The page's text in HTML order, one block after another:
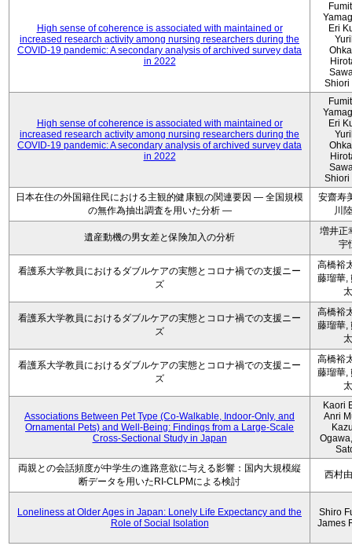
High sense of coherence is associated with maintained or
increased research activity among nursing researchers during the
COVID-19 pandemic: A secondary analysis of archived survey data
in 2022
Eri
Shiori
High sense of coherence is associated with maintained or
increased research activity among nursing researchers during the
COVID-19 pandemic: A secondary analysis of archived survey data
in 2022
Eri
Shiori
日本在住の外国籍住民における主観的健康観の関連要因 ― 全国規模
の無作為抽出調査を用いた分析 ―
安齋寿
川
遺産動機の男女差と保険加入の分析
増井正
宇
看護系大学教員におけるダブルケアの実態とコロナ禍での支援ニー
ズ
高橋裕
藤瑠華,
太
看護系大学教員におけるダブルケアの実態とコロナ禍での支援ニー
ズ
高橋裕
藤瑠華,
太
看護系大学教員におけるダブルケアの実態とコロナ禍での支援ニー
ズ
高橋裕
藤瑠華,
太
Associations Between Pet Type (Co-Walkable, Indoor-Only, and
Ornamental Pets) and Well-Being: Findings from a Large-Scale
Cross-Sectional Study in Japan
Kaori
Anri
両親との会話頻度が中学生の進路意欲に与える影響：国内大規模縦
断データを用いたRI-CLPMによる検討
西村
Loneliness at Older Ages in Japan: Lonely Life Expectancy and the
Role of Social Isolation
Shiro
James